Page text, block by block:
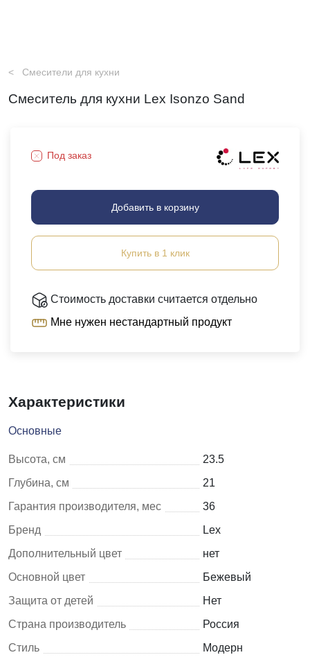
Смесители для кухни
Смеситель для кухни Lex Isonzo Sand
Под заказ
Добавить в корзину
Купить в 1 клик
Стоимость доставки считается отдельно
Мне нужен нестандартный продукт
Характеристики
Основные
Высота, см
23.5
Глубина, см
21
Гарантия производителя, мес
36
Бренд
Lex
Дополнительный цвет
нет
Основной цвет
Бежевый
Защита от детей
Нет
Страна производитель
Россия
Стиль
Модерн